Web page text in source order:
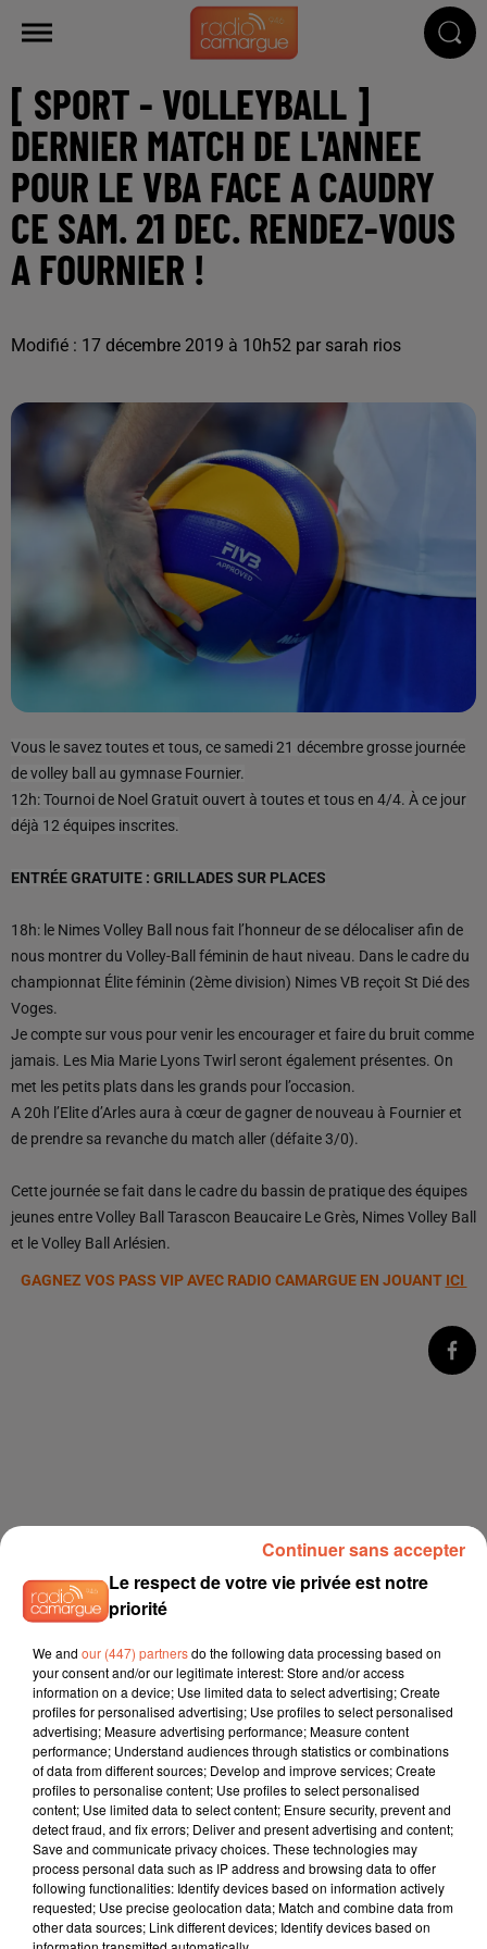
[ SPORT - VOLLEYBALL ]
DERNIER MATCH DE L'ANNEE
POUR LE VBA FACE A CAUDRY
CE SAM. 21 DEC. RENDEZ-VOUS
A FOURNIER !
Modifié : 17 décembre 2019 à 10h52 par sarah rios
Vous le savez toutes et tous, ce samedi 21 décembre grosse journée
de volley ball au gymnase Fournier.
12h: Tournoi de Noel Gratuit ouvert à toutes et tous en 4/4. À ce jour
déjà 12 équipes inscrites.
ENTRÉE GRATUITE : GRILLADES SUR PLACES
18h: le Nimes Volley Ball nous fait l’honneur de se délocaliser afin de
nous montrer du Volley-Ball féminin de haut niveau. Dans le cadre du
championnat Élite féminin (2ème division) Nimes VB reçoit St Dié des
Voges.
Je compte sur vous pour venir les encourager et faire du bruit comme
jamais. Les Mia Marie Lyons Twirl seront également présentes. On
met les petits plats dans les grands pour l’occasion.
A 20h l’Elite d’Arles aura à cœur de gagner de nouveau à Fournier et
de prendre sa revanche du match aller (défaite 3/0).
Cette journée se fait dans le cadre du bassin de pratique des équipes
jeunes entre Volley Ball Tarascon Beaucaire Le Grès, Nimes Volley Ball
et le Volley Ball Arlésien.
GAGNEZ VOS PASS VIP AVEC RADIO CAMARGUE EN JOUANT ICI
Le respect de votre vie privée est notre
priorité
We and our (447) partnersdo the following data processing based on
your consent and/or our legitimate interest: Store and/or access
information on a device; Use limited data to select advertising; Create
profiles for personalised advertising; Use profiles to select personalised
advertising; Measure advertising performance; Measure content
performance; Understand audiences through statistics or combinations
of data from different sources; Develop and improve services; Create
profiles to personalise content; Use profiles to select personalised
content; Use limited data to select content; Ensure security, prevent and
detect fraud, and fix errors; Deliver and present advertising and content;
Save and communicate privacy choices. These technologies may
process personal data such as IP address and browsing data to offer
following functionalities: Identify devices based on information actively
requested; Use precise geolocation data; Match and combine data from
other data sources; Link different devices; Identify devices based on
Continuer sans accepter